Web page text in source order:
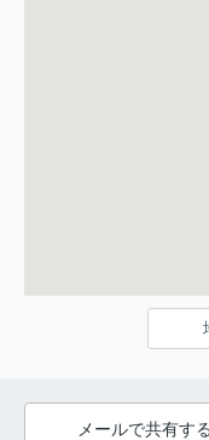
メールで共有する